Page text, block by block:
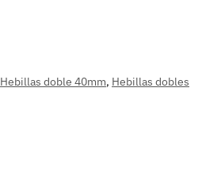
Hebillas doble 40mm, Hebillas dobles